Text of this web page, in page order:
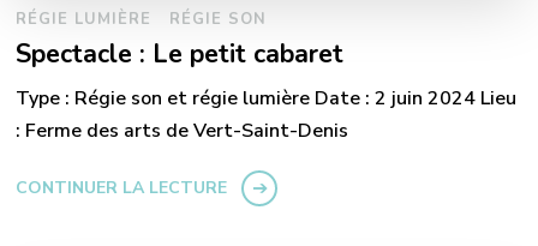
RÉGIE LUMIÈRE RÉGIE SON
Spectacle : Le petit cabaret
Type : Régie son et régie lumière Date : 2 juin 2024 Lieu
: Ferme des arts de Vert-Saint-Denis
CONTINUER LA LECTURE